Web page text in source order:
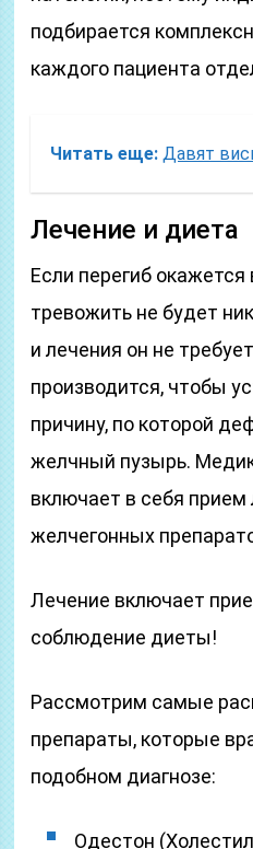
подбирается
каждого пациента
Читать еще: Давят
Лечение и диета
Если перегиб
тревожить не будет
и лечения он не
производится, чтобы
причину, по которой
желчный пузырь.
включает в себя
желчегонных
Лечение включает
соблюдение диеты!
Рассмотрим самые
препараты, которые
подобном диагнозе:
Одестон